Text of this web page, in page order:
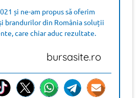
și ne-am propus să oferim
brandurilor din România soluții
care chiar aduc rezultate.
bursasite.ro